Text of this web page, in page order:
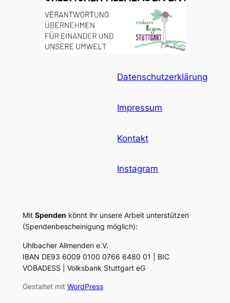
Datenschutzerklärung
Impressum
Kontakt
Instagram
Mit Spenden könnt ihr unsere Arbeit unterstützen
(Spendenbescheinigung möglich):
Uhlbacher Allmenden e.V.
IBAN DE93 6009 0100 0766 6480 01 | BIC
VOBADESS | Volksbank Stuttgart eG
Gestaltet mit WordPress